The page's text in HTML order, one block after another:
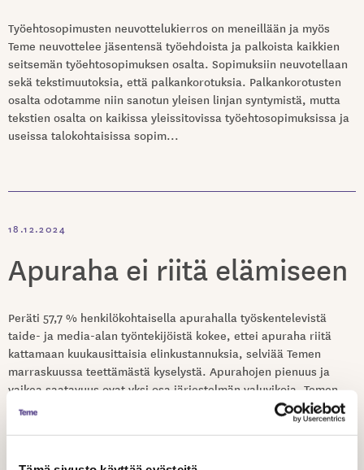
Työehtosopimusten neuvottelukierros on meneillään ja myös
Teme neuvottelee jäsentensä työehdoista ja palkoista kaikkien
seitsemän työehtosopimuksen osalta. Sopimuksiin neuvotellaan
sekä tekstimuutoksia, että palkankorotuksia. Palkankorotusten
osalta odotamme niin sanotun yleisen linjan syntymistä, mutta
tekstien osalta on kaikissa yleissitovissa työehtosopimuksissa ja
useissa talokohtaisissa sopim...
18.12.2024
Apuraha ei riitä elämiseen
Peräti 57,7 % henkilökohtaisella apurahalla työskentelevistä
taide- ja media-alan työntekijöistä kokee, ettei apuraha riitä
kattamaan kuukausittaisia elinkustannuksia, selviää Temen
marraskuussa teettämästä kyselystä. Apurahojen pienuus ja
vaikea saatavuus ovat yksi osa järjestelmän valuvikoja. Temen
jäsenten työhyvinvointia ja -toimeentuloa koskevaan kyselyyn